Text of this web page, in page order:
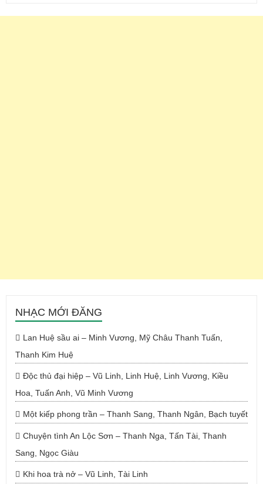
NHẠC MỚI ĐĂNG
Lan Huệ sầu ai – Minh Vương, Mỹ Châu Thanh Tuấn,
Thanh Kim Huệ
Độc thủ đại hiệp – Vũ Linh, Linh Huệ, Linh Vương, Kiều
Hoa, Tuấn Anh, Vũ Minh Vương
Một kiếp phong trần – Thanh Sang, Thanh Ngân, Bạch tuyết
Chuyện tình An Lộc Sơn – Thanh Nga, Tấn Tài, Thanh
Sang, Ngọc Giàu
Khi hoa trà nở – Vũ Linh, Tài Linh